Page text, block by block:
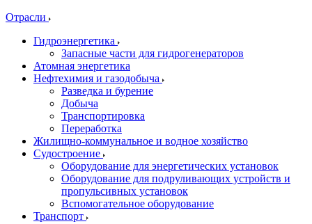
Отрасли
Гидроэнергетика
Запасные части для гидрогенераторов
Атомная энергетика
Нефтехимия и газодобыча
Разведка и бурение
Добыча
Транспортировка
Переработка
Жилищно-коммунальное и водное хозяйство
Судостроение
Оборудование для энергетических установок
Оборудование для подруливающих устройств и
пропульсивных установок
Вспомогательное оборудование
Транспорт